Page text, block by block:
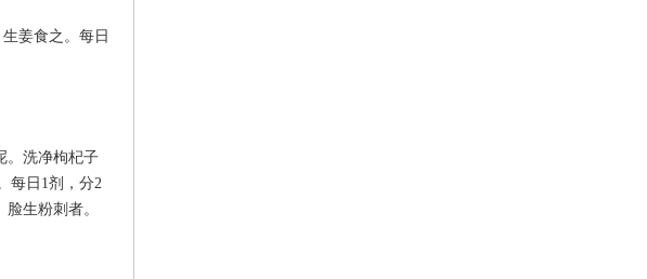
姜食之。每日
。洗净枸杞子
每日1剂，分2
生粉刺者。